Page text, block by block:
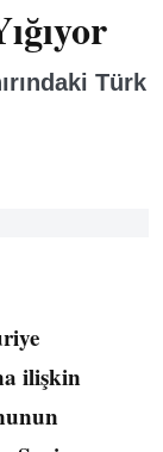
Türk
ilişkin